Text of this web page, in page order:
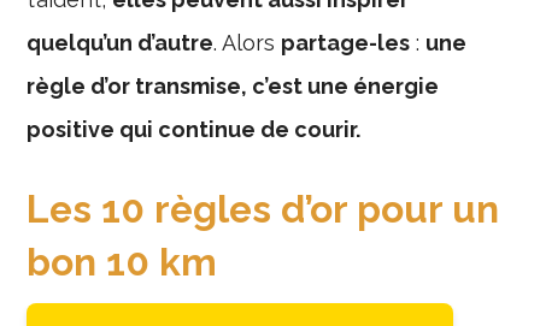
quelqu’un d’autre. Alors partage-les : une
règle d’or transmise, c’est une énergie
positive qui continue de courir.
Les 10 règles d’or pour un
bon 10 km